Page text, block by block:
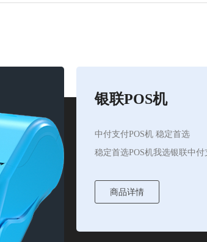
银联POS机
中付支付POS机 稳定首选
稳定首选POS机我选银联中付
商品详情